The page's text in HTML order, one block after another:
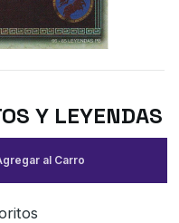
Y LEYENDAS
al Carro